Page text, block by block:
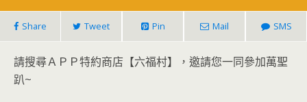
Share Tweet Pin Mail SMS
請搜尋ＡＰＰ特約商店【六福村】，邀請您一同參加萬聖
趴~